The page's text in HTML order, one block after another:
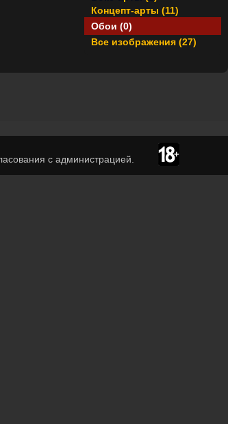
Концепт-арты (11)
Обои (0)
Все изображения (27)
с администрацией.